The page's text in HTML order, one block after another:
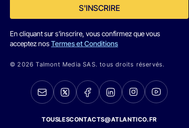
S'INSCRIRE
En cliquant sur s'inscrire, vous confirmez que vous
acceptez nosTermes et Conditions
© 2026 Talmont Media SAS. tous droits réservés.
TOUSLESCONTACTS@ATLANTICO.FR